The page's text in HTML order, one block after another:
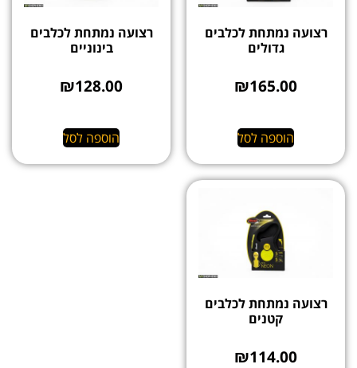
רצועה נמתחת לכלבים
גדולים
₪165.00
הוספה לסל
רצועה נמתחת לכלבים
בינוניים
₪128.00
הוספה לסל
רצועה נמתחת לכלבים
קטנים
₪114.00